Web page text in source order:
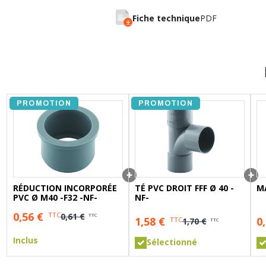
Fiche techniquePDF
PROMOTION
RÉDUCTION INCORPORÉE
PVC Ø M40 -F32 -NF-
0,56 € TTC0,61 € TTC
Inclus
PROMOTION
TÉ PVC DROIT FFF Ø 40 -
NF-
1,58 € TTC1,70 € TTC
Sélectionné